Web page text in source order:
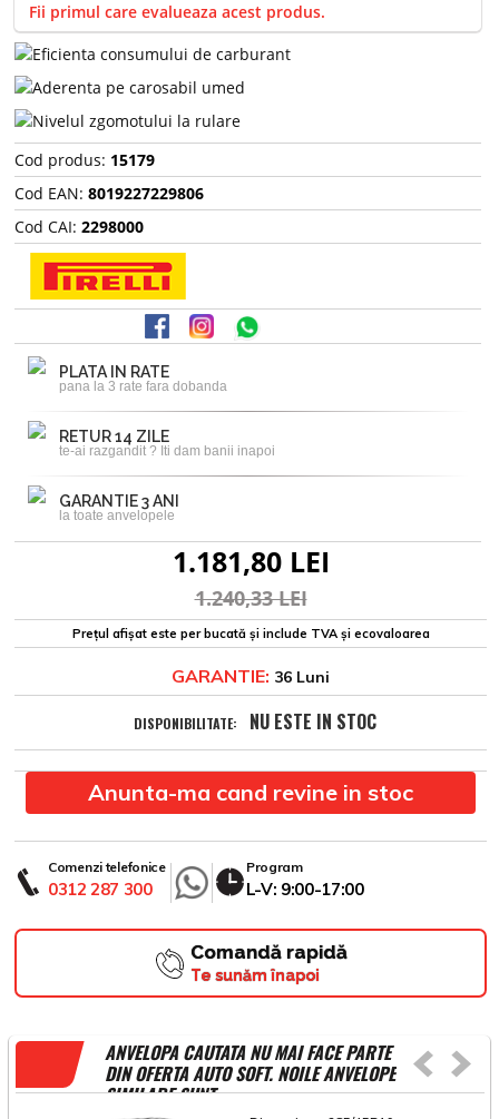
Fii primul care evalueaza acest produs.
Cod produs: 15179
Cod EAN: 8019227229806
Cod CAI: 2298000
PLATA IN RATE
pana la 3 rate fara dobanda
RETUR 14 ZILE
te-ai razgandit ? Iti dam banii inapoi
GARANTIE 3 ANI
la toate anvelopele
1.181,80 LEI
1.240,33 LEI
Prețul afișat este per bucată și include TVA și ecovaloarea
GARANTIE: 36 Luni
DISPONIBILITATE: NU ESTE IN STOC
Anunta-ma cand revine in stoc
Comenzi telefonice
0312 287 300
Program
L-V: 9:00-17:00
Comandă rapidă
Te sunăm înapoi
ANVELOPA CAUTATA NU MAI FACE PARTE
DIN OFERTA AUTO SOFT. NOILE ANVELOPE
SIMILARE SUNT